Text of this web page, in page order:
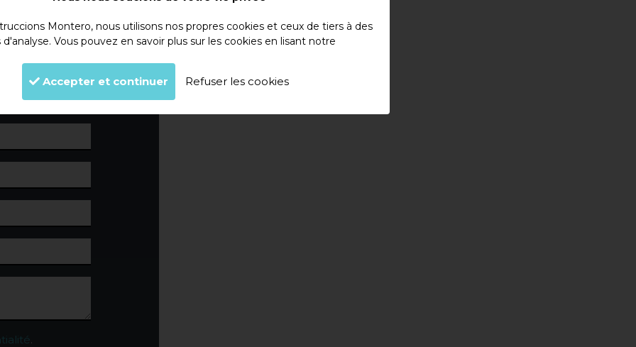
est prête à vous
seulement répond à
votre succès
dessous pour
.
Montero, nous utilisons nos propres cookies et ceux de tiers à des
d'analyse. Vous pouvez en savoir plus sur les cookies en lisant notre
Accepter et continuer Refuser les cookies